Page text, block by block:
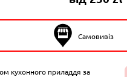
Самовивіз
кухонного приладдя за